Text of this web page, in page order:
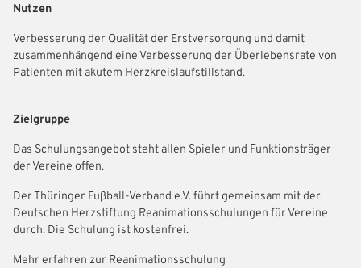
Nutzen
Verbesserung der Qualität der Erstversorgung und damit
zusammenhängend eine Verbesserung der Überlebensrate von
Patienten mit akutem Herzkreislaufstillstand.
Zielgruppe
Das Schulungsangebot steht allen Spieler und Funktionsträger
der Vereine offen.
Der Thüringer Fußball-Verband e.V. führt gemeinsam mit der
Deutschen Herzstiftung Reanimationsschulungen für Vereine
durch. Die Schulung ist kostenfrei.
Mehr erfahren zur Reanimationsschulung
WEBSITE DURCHSUCHEN
IHRE LESEZEICHEN
Benutzeranmeldung
Bitte geben Sie Ihren Benutzernamen und Ihr Passwort ein, um
sich an der Website anzumelden.